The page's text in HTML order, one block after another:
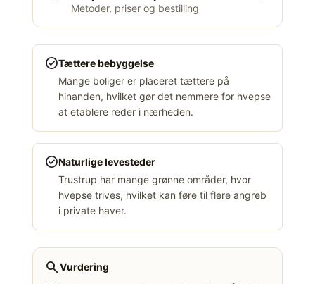
Metoder, priser og bestilling
check_circleTættere bebyggelse
Mange boliger er placeret tættere på
hinanden, hvilket gør det nemmere for hvepse
at etablere reder i nærheden.
check_circleNaturlige levesteder
Trustrup har mange grønne områder, hvor
hvepse trives, hvilket kan føre til flere angreb
i private haver.
searchVurdering